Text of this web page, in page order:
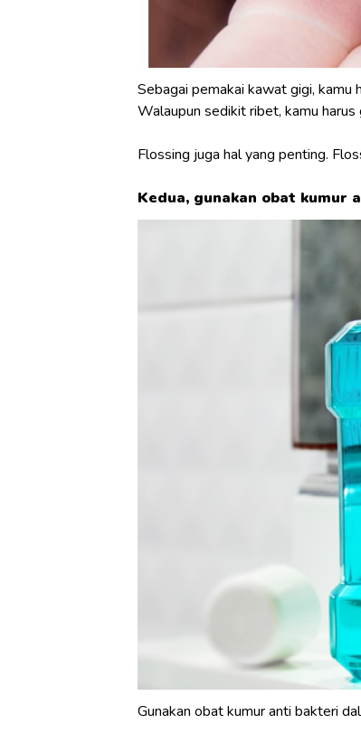
Sebagai pemakai kawat gigi, kamu
Walaupun sedikit ribet, kamu
Flossing juga hal yang penting.
Kedua, gunakan obat kumur
Gunakan obat kumur anti bakteri